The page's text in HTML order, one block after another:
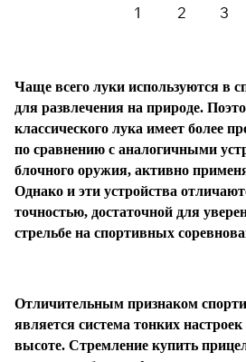
1 2 3
Чаще всего луки используются в
для развлечения на природе.
классического лука имеет более
по сравнению с аналогичными
блочного оружия, активно
Однако и эти устройства
точностью, достаточной для
стрельбе на спортивных
Отличительным признаком
является система тонких
высоте. Стремление купить